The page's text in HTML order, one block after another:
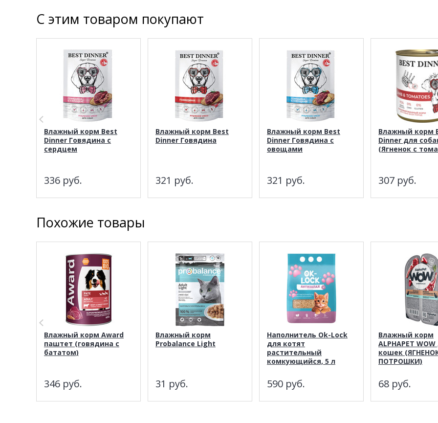
С этим товаром покупают
Влажный корм Best
Dinner Говядина с
сердцем
336 руб.
Влажный корм Best
Dinner Говядина
321 руб.
Влажный корм Best
Dinner Говядина с
овощами
321 руб.
Влажный корм
Dinner для
(Ягненок с
307 руб.
Похожие товары
Влажный корм Award
паштет (говядина с
бататом)
346 руб.
Влажный корм
Probalance Light
31 руб.
Наполнитель Ok-Lock
для котят
растительный
комкующийся, 5 л
590 руб.
Влажный корм
ALPHAPET
кошек
ПОТРОШКИ)
68 руб.